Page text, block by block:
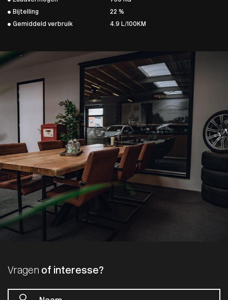
Bijtelling
22 %
Gemiddeld verbruik
4.9 L/100KM
Vragen of interesse?